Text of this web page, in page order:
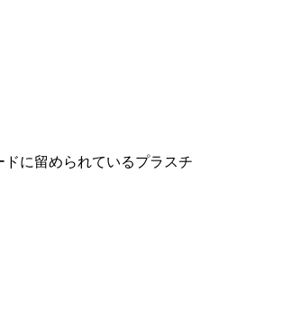
に留められているプラスチ